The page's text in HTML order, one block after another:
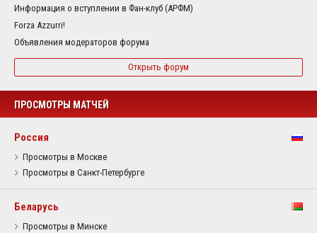
Информация о вступлении в Фан-клуб (АРФМ)
Forza Azzurri!
Объявления модераторов форума
Открыть форум
ПРОСМОТРЫ МАТЧЕЙ
Россия
Просмотры в Москве
Просмотры в Санкт-Петербурге
Беларусь
Просмотры в Минске